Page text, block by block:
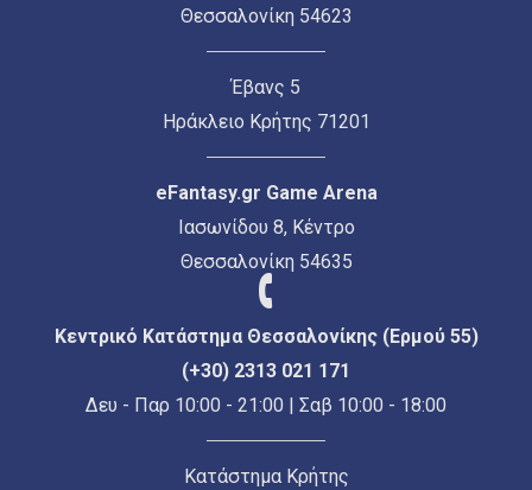
Θεσσαλονίκη 54623
Έβανς 5
Ηράκλειο Κρήτης 71201
eFantasy.gr Game Arena
Ιασωνίδου 8, Κέντρο
Θεσσαλονίκη 54635
Κεντρικό Κατάστημα Θεσσαλονίκης (Ερμού 55)
(+30) 2313 021 171
Δευ - Παρ 10:00 - 21:00 | Σαβ 10:00 - 18:00
Κατάστημα Κρήτης